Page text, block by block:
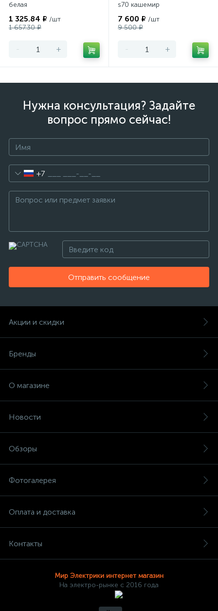
белая
1 325.84 ₽ /шт
1 657.30 ₽
- +
s70 кашемир
7 600 ₽ /шт
9 500 ₽
- +
Нужна консультация? Задайте
вопрос прямо сейчас!
+7
Отправить сообщение
Акции и скидки
Бренды
О магазине
Новости
Обзоры
Фотогалерея
Оплата и доставка
Контакты
Мир Электрики интернет магазин
На электро-рынке с 2016 года